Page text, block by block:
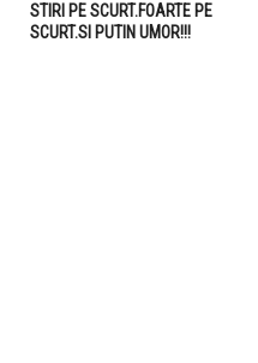
STIRI PE SCURT.FOARTE PE
SCURT.SI PUTIN UMOR!!!